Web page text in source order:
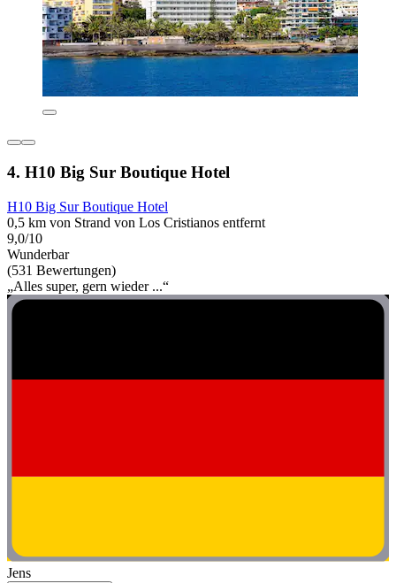
4. H10 Big Sur Boutique Hotel
H10 Big Sur Boutique Hotel
0,5 km von Strand von Los Cristianos entfernt
9,0/10
Wunderbar
(531 Bewertungen)
„Alles super, gern wieder ...“
Jens